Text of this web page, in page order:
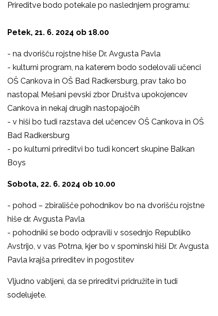
Prireditve bodo potekale po naslednjem programu:
Petek, 21. 6. 2024 ob 18.00
- na dvorišču rojstne hiše Dr. Avgusta Pavla
- kulturni program, na katerem bodo sodelovali učenci
OŠ Cankova in OŠ Bad Radkersburg, prav tako bo
nastopal Mešani pevski zbor Društva upokojencev
Cankova in nekaj drugih nastopajočih
- v hiši bo tudi razstava del učencev OŠ Cankova in OŠ
Bad Radkersburg
- po kulturni prireditvi bo tudi koncert skupine Balkan
Boys
Sobota, 22. 6. 2024 ob 10.00
- pohod – zbirališče pohodnikov bo na dvorišču rojstne
hiše dr. Avgusta Pavla
- pohodniki se bodo odpravili v sosednjo Republiko
Avstrijo, v vas Potrna, kjer bo v spominski hiši Dr. Avgusta
Pavla krajša prireditev in pogostitev
Vljudno vabljeni, da se prireditvi pridružite in tudi
sodelujete.